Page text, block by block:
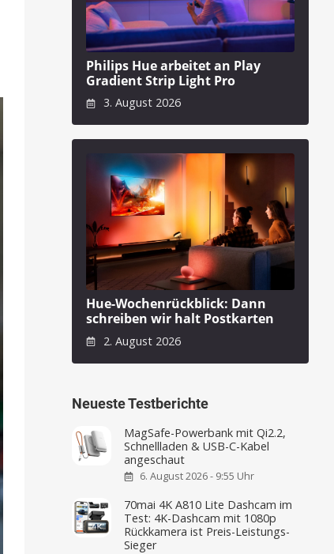
Philips Hue arbeitet an Play
Gradient Strip Light Pro
3. August 2026
Hue-Wochenrückblick: Dann
schreiben wir halt Postkarten
2. August 2026
Neueste Testberichte
MagSafe-Powerbank mit Qi2.2,
Schnellladen & USB-C-Kabel
angeschaut
6. August 2026 - 9:55 Uhr
70mai 4K A810 Lite Dashcam im
Test: 4K-Dashcam mit 1080p
Rückkamera ist Preis-Leistungs-
Sieger